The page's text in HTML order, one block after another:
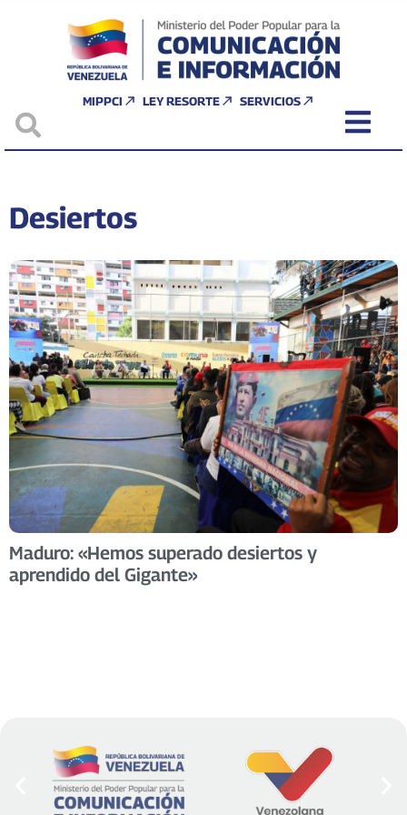
MIPPCI LEY RESORTE SERVICIOS
Desiertos
Maduro: «Hemos superado desiertos y
aprendido del Gigante»